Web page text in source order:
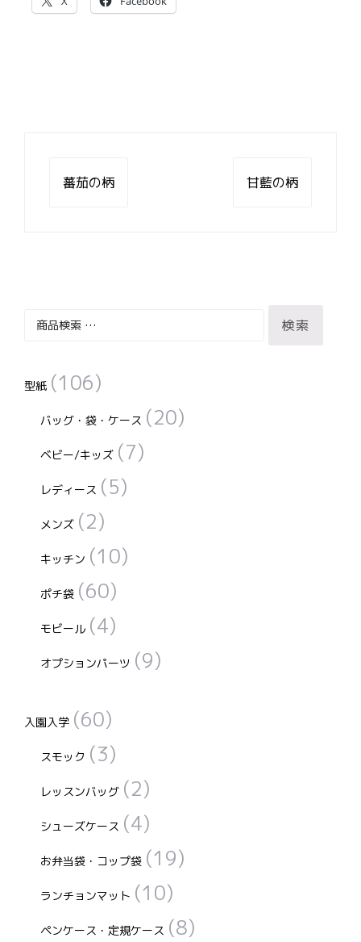
蕃茄の柄 甘藍の柄
象:
検索
型紙 (106)
バッグ・袋・ケース (20)
ベビー/キッズ (7)
レディース (5)
メンズ (2)
キッチン (10)
ポチ袋 (60)
モビール (4)
オプションパーツ (9)
入園入学 (60)
スモック (3)
レッスンバッグ (2)
シューズケース (4)
お弁当袋・コップ袋 (19)
ランチョンマット (10)
ペンケース・定規ケース (8)